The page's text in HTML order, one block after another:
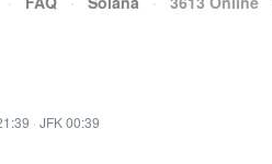
· JFK 00:39